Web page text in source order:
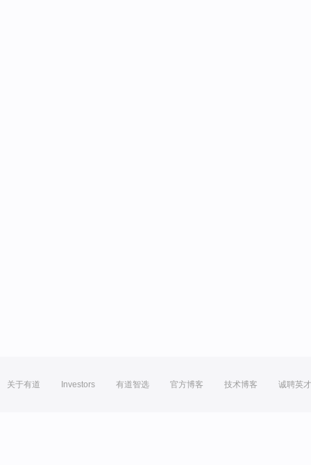
关于有道 Investors 有道智选 官方博客 技术博客 诚聘英才